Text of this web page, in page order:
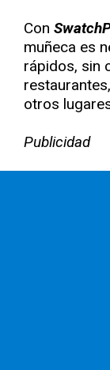
Con
muñeca es
rápidos, sin
otros
Publicidad